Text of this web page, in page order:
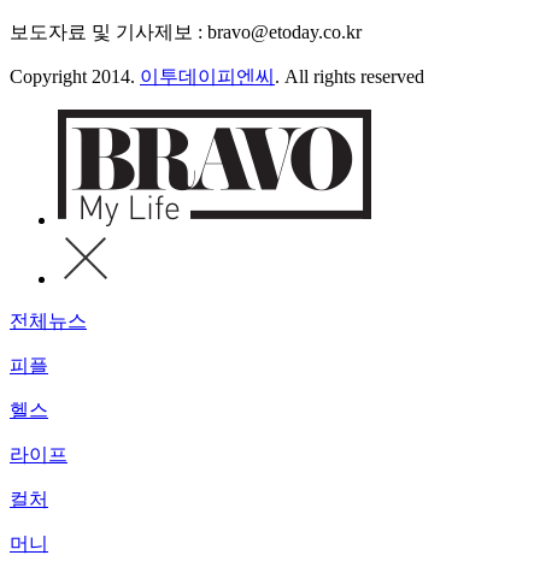
보도자료 및 기사제보 : bravo@etoday.co.kr
Copyright 2014. 이투데이피엔씨 . All rights reserved
전체뉴스
피플
헬스
라이프
컬처
머니